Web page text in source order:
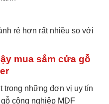
rẻ hơn rất nhiều so với
mua sắm cửa gỗ
trong những đơn vị uy tín
công nghiệp MDF